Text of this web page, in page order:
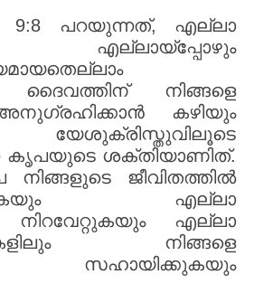
9:8 പറയുന്നത്, എല്ലാ
എല്ലായ്പ്പോഴും
ദൈവത്തിന് നിങ്ങളെ
കഴിയും
കൃപയുടെ ശക്തിയാണിത്.
ജീവിതത്തിൽ
എല്ലാ
എല്ലാ
നിങ്ങളെ
സഹായിക്കുകയും